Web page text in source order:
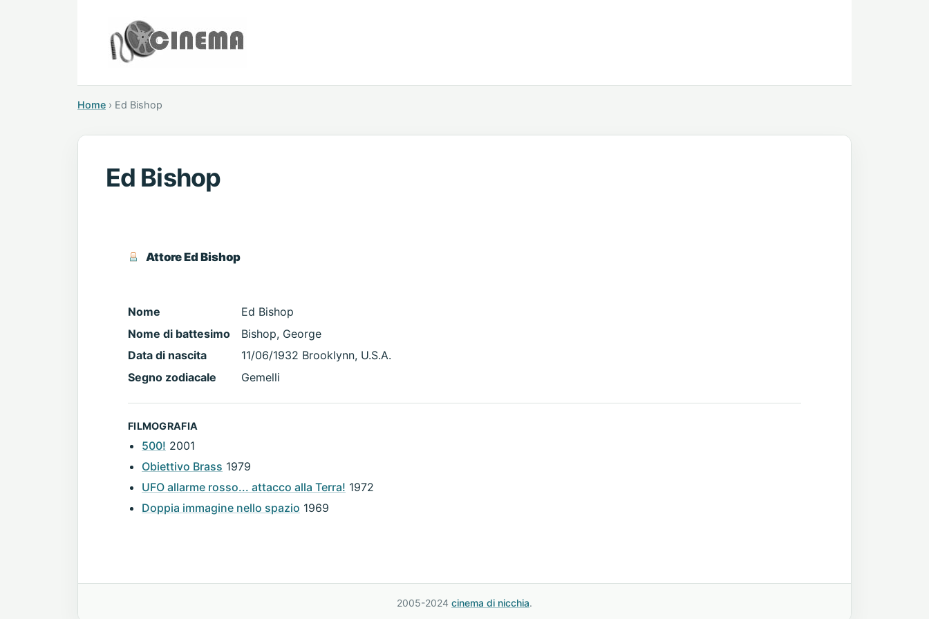
Home › Ed Bishop
Ed Bishop
Attore Ed Bishop
Nome
Ed Bishop
Nome di battesimo
Bishop, George
Data di nascita
11/06/1932 Brooklynn, U.S.A.
Segno zodiacale
Gemelli
FILMOGRAFIA
500! 2001
Obiettivo Brass 1979
UFO allarme rosso... attacco alla Terra! 1972
Doppia immagine nello spazio 1969
2005-2024 cinema di nicchia.